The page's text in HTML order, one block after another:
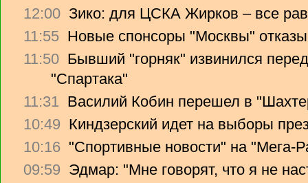
12:00 Зико: для ЦСКА Жирков – все
11:55 Новые спонсоры "Москвы"
11:50 Бывший "горняк" извинился
"Спартака"
11:31 Василий Кобин перешел в
10:49 Киндзерский идет на выборы
10:16 "Спортивные новости" на "Мега-
09:59 Эдмар: "Мне говорят, что я не